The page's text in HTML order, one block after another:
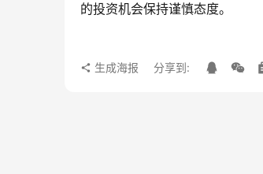
的投资机会保持谨慎态度。
生成海报 分享到: